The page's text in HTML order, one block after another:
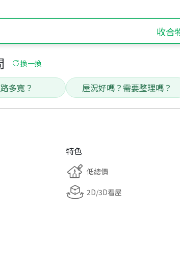
收合
換一換
多寬？ 屋況好嗎？需要整理嗎？
特色
低總價
2D/3D看屋